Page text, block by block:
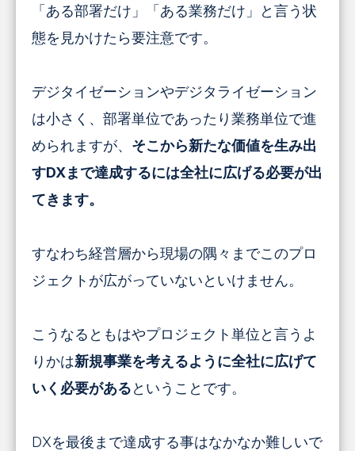
「ある部署だけ」「ある業務だけ」と言う状
態を見かけたら要注意です。
デジタイゼーションやデジタライゼーション
は小さく、部署単位であったり業務単位で進
められますが、 そこから新たな価値を生み出
すDXまで達成するには全社に広げる必要が出
てきます。
すなわち経営層から現場の隅々までこのプロ
ジェクトが広がっていないといけません。
こうなるともはやプロジェクト単位と言うよ
りかは新規事業を考えるように全社に広げて
いく必要があるということです。
DXを最後まで達成する事はなかなか難しいで